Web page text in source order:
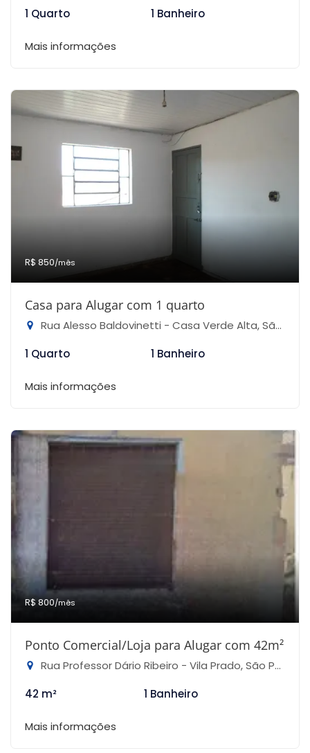
1 Quarto 1 Banheiro
Mais informações
R$ 850/mês
Casa para Alugar com 1 quarto
Rua Alesso Baldovinetti - Casa Verde Alta, São Paulo-SP
1 Quarto
1 Banheiro
Mais informações
R$ 800/mês
Ponto Comercial/Loja para Alugar com 42m²
Rua Professor Dário Ribeiro - Vila Prado, São Paulo-SP
42 m²
1 Banheiro
Mais informações